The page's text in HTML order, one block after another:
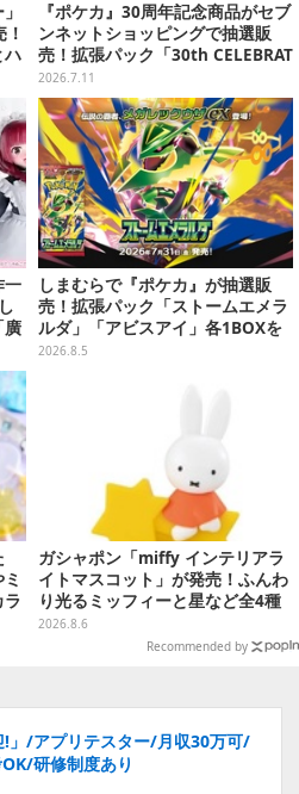
ハ
『ポケカ』30周年記念商品がセブ
ンネットショッピングで抽選販
売！拡張パック「30th CELEBRAT
ION」と「エーフィ・ブラッキー
セット」が対象
2026.7.11
一
廣
しまむらで『ポケカ』が抽選販
売！拡張パック「ストームエメラ
ルダ」「アビスアイ」各1BOXを
ラインナップ
2026.8.5
ガシャポン「miffy インテリアラ
イトマスコット」が発売！ふんわ
り光るミッフィーと星など全4種
ラインナップ
2026.8.6
Recommended by
!」/アプリテスター/月収30万可/
研修制度あり